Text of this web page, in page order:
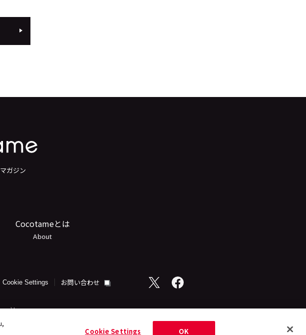
ガジン
Cocotameとは
About
Cookie Settings お問い合わせ
Inc.
Cookie Settings OK